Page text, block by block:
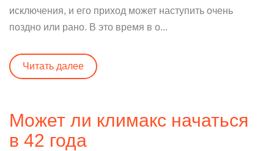
исключения, и его приход может наступить очень
поздно или рано. В это время в о...
Читать далее
Может ли климакс начаться
в 42 года